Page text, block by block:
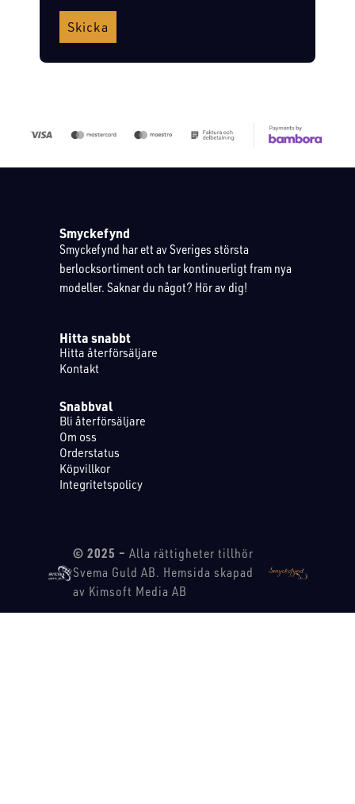
Skicka
Smyckefynd
Smyckefynd har ett av Sveriges största
berlocksortiment och tar kontinuerligt fram nya
modeller. Saknar du något? Hör av dig!
Hitta snabbt
Hitta återförsäljare
Kontakt
Snabbval
Bli återförsäljare
Om oss
Orderstatus
Köpvillkor
Integritetspolicy
© 2025 – Alla rättigheter tillhör
Svema Guld AB. Hemsida skapad
av Kimsoft Media AB